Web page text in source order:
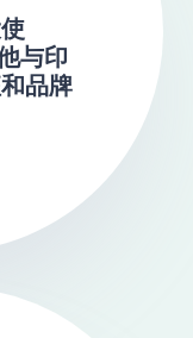
与印
品牌